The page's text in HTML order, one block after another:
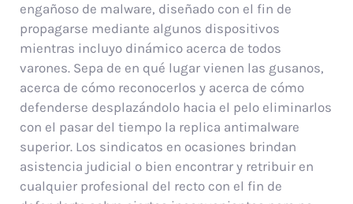
engañoso de malware, diseñado con el fin de
propagarse mediante algunos dispositivos
mientras incluyo dinámico acerca de todos
varones. Sepa de en qué lugar vienen las gusanos,
acerca de cómo reconocerlos y acerca de cómo
defenderse desplazándolo hacia el pelo eliminarlos
con el pasar del tiempo la replica antimalware
superior. Los sindicatos en ocasiones brindan
asistencia judicial o bien encontrar y retribuir en
cualquier profesional del recto con el fin de